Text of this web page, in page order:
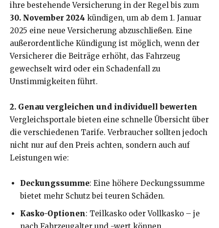
ihre bestehende Versicherung in der Regel bis zum
30. November 2024 kündigen, um ab dem 1. Januar
2025 eine neue Versicherung abzuschließen. Eine
außerordentliche Kündigung ist möglich, wenn der
Versicherer die Beiträge erhöht, das Fahrzeug
gewechselt wird oder ein Schadenfall zu
Unstimmigkeiten führt.
2. Genau vergleichen und individuell bewerten
Vergleichsportale bieten eine schnelle Übersicht über
die verschiedenen Tarife. Verbraucher sollten jedoch
nicht nur auf den Preis achten, sondern auch auf
Leistungen wie:
Deckungssumme: Eine höhere Deckungssumme
bietet mehr Schutz bei teuren Schäden.
Kasko-Optionen: Teilkasko oder Vollkasko – je